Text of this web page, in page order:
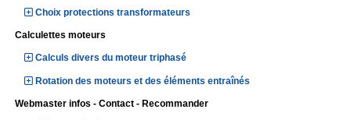
Choix protections transformateurs
Calculettes moteurs
Calculs divers du moteur triphasé
Rotation des moteurs et des éléments entraînés
Webmaster infos - Contact - Recommander